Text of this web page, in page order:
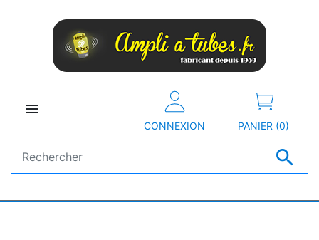


CONNEXION PANIER (0)